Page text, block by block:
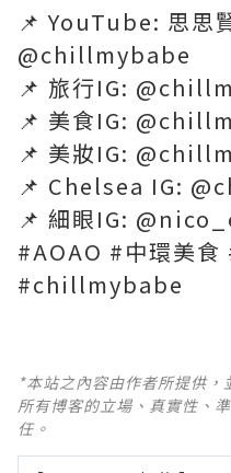
📌 YouTube: 思思
@chillmybabe
📌 旅行IG:
📌 美食IG:
📌 美妝IG:
📌 Chelsea IG:
📌 細眼IG:
#AOAO #中環美食
#chillmybabe
*本站之內容由作者所提供
所有博客的立場、真實性、
任。